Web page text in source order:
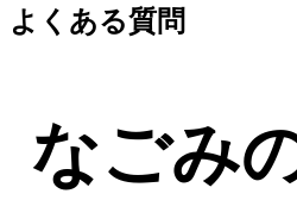
よくある質問
なごみ